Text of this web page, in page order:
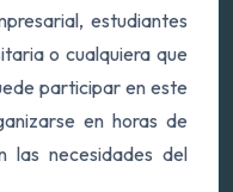
estudiantes
o cualquiera que
participar en este
en horas de
las necesidades del